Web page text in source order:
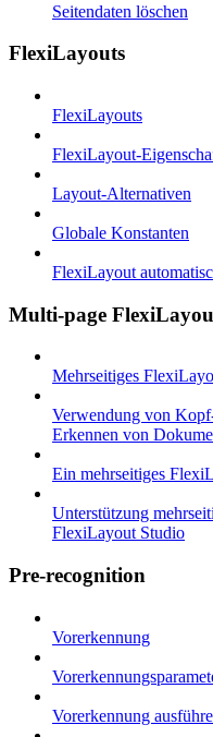
Seitendaten löschen
FlexiLayouts
FlexiLayouts
FlexiLayout-
Layout-Alternativen
Globale Konstanten
FlexiLayout
Multi-page
Mehrseitiges
Verwendung von
Erkennen von
Ein mehrseitiges
Unterstützung
FlexiLayout Studio
Pre-recognition
Vorerkennung
Vorerkennung